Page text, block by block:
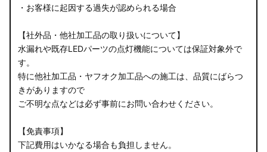
・お客様に起因する過失が認められる場合
【社外品・他社加工品の取り扱いについて】
水漏れや既存LEDパーツの点灯機能については保証対象外で
す。
特に他社加工品・ヤフオク加工品への施工は、品質にばらつ
きがありますので
ご不明な点などは必ず事前にお問い合わせください。
【免責事項】
下記費用はいかなる場合も負担しません。